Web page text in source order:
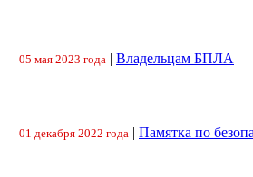
05 мая 2023 года | Владельцам БПЛА
01 декабря 2022 года | Памятка по